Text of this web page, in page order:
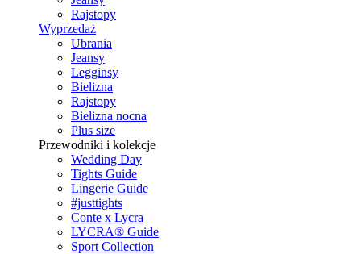
Rajstopy
Wyprzedaż
Ubrania
Jeansy
Legginsy
Bielizna
Rajstopy
Bielizna nocna
Plus size
Przewodniki i kolekcje
Wedding Day
Tights Guide
Lingerie Guide
#justtights
Conte x Lycra
LYCRA® Guide
Sport Сollection